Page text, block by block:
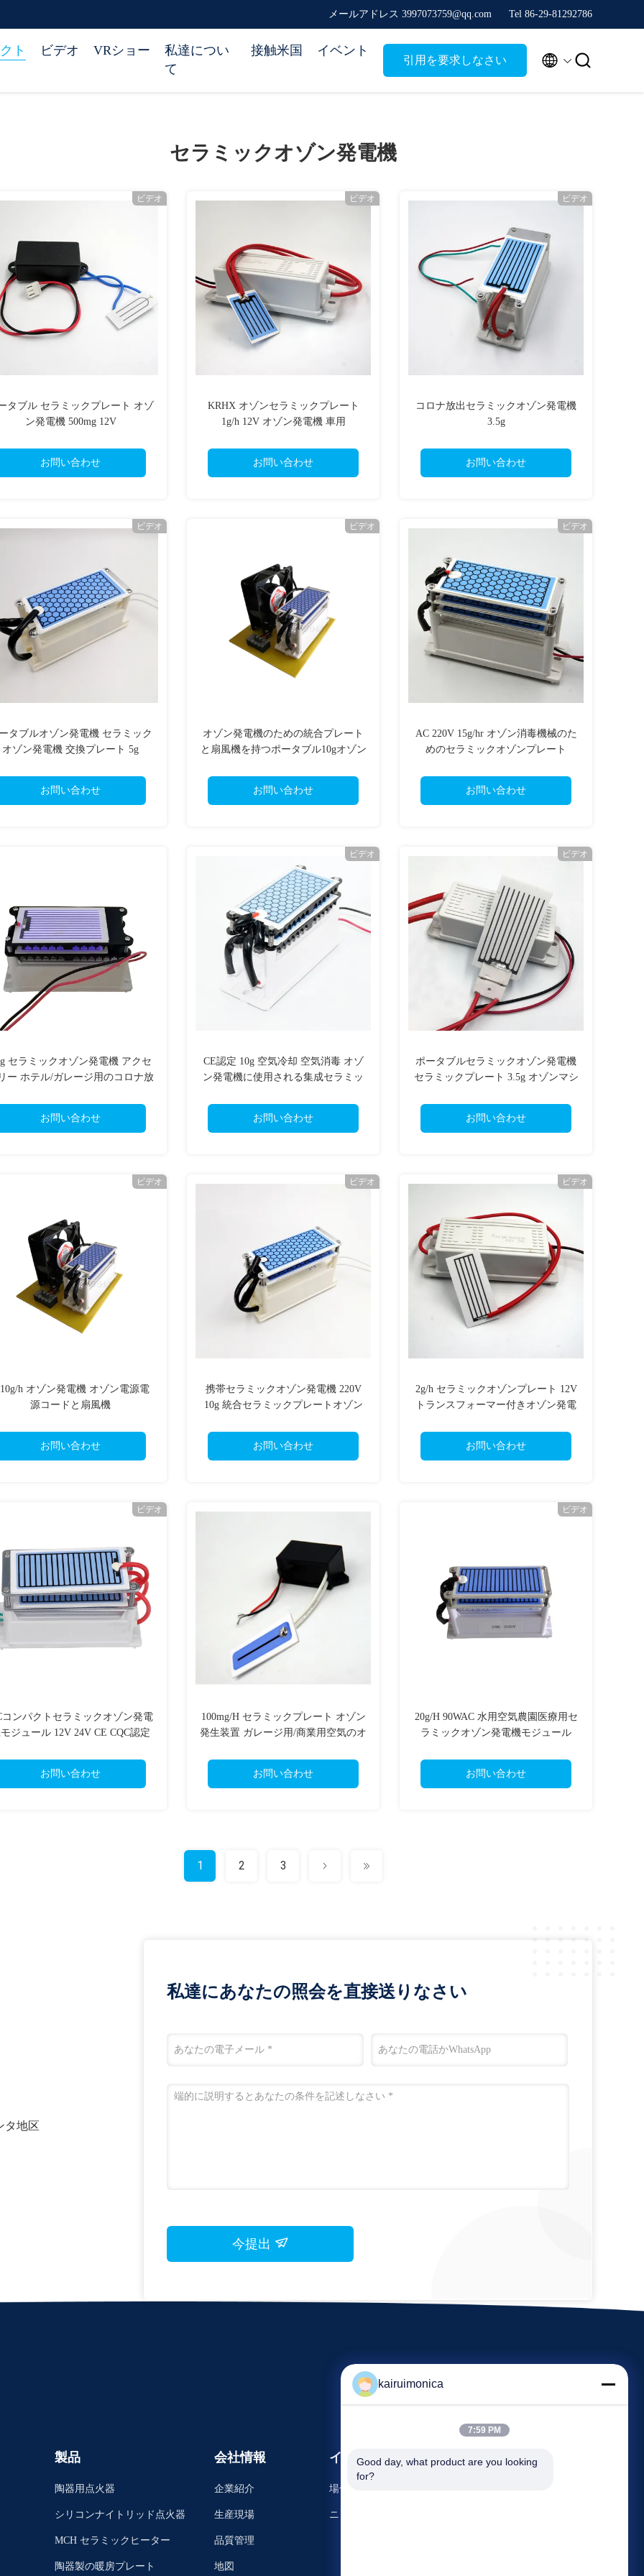
メールアドレス 3997073759@qq.com Tel 86-29-81292786
ト ビデオ VRショー
私達につい
て
接触米国 イベント
引用を要求しなさい  
セラミックオゾン発電機
ビデオ
タブル セラミックプレート オゾ
ン発電機 500mg 12V
お問い合わせ
ビデオ
KRHX オゾンセラミックプレート
1g/h 12V オゾン発電機 車用
お問い合わせ
ビデオ
コロナ放出セラミックオゾン発電機
3.5g
お問い合わせ
ビデオ
タブルオゾン発電機 セラミック
オゾン発電機 交換プレート 5g
お問い合わせ
ビデオ
オゾン発電機のための統合プレート
と扇風機を持つポータブル10gオゾン
お問い合わせ
ビデオ
AC 220V 15g/hr オゾン消毒機械のた
めのセラミックオゾンプレート
お問い合わせ
セラミックオゾン発電機 アクセ
ー ホテル/ガレージ用のコロナ放
お問い合わせ
ビデオ
CE認定 10g 空気冷却 空気消毒 オゾ
ン発電機に使用される集成セラミッ
お問い合わせ
ビデオ
ポータブルセラミックオゾン発電機
セラミックプレート 3.5g オゾンマシ
お問い合わせ
ビデオ
h オゾン発電機 オゾン電源電
源コードと扇風機
お問い合わせ
ビデオ
携帯セラミックオゾン発電機 220V
10g 統合セラミックプレートオゾン
お問い合わせ
ビデオ
2g/h セラミックオゾンプレート 12V
トランスフォーマー付きオゾン発電
お問い合わせ
ビデオ
コンパクトセラミックオゾン発電
ジュール 12V 24V CE CQC認定
お問い合わせ
100mg/H セラミックプレート オゾン
発生装置 ガレージ用/商業用空気のオ
お問い合わせ
ビデオ
20g/H 90WAC 水用空気農園医療用セ
ラミックオゾン発電機モジュール
お問い合わせ
1 2 3
タ地区
私達にあなたの照会を直接送りなさい
今提出
製品
陶器用点火器
シリコンナイトリッド点火器
MCH セラミックヒーター
陶器製の暖房プレート
会社情報
企業紹介
生産現場
品質管理
地図
イベント
場合
ニュース
引用を要求しなさい
kairuimonica
7:59 PM
Good day, what product are you looking
for?